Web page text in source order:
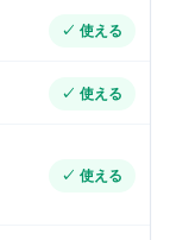
✓ 使える
✓ 使える
✓ 使える